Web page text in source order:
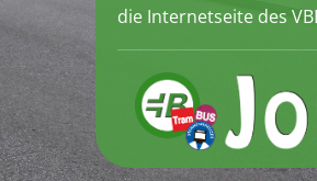
die Internetseite des